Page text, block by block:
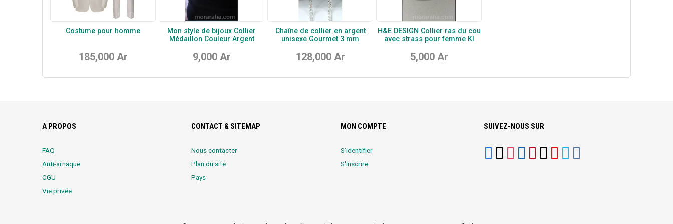
Costume pour homme
185,000 Ar
Mon style de bijoux Collier
Médaillon Couleur Argent
9,000 Ar
Chaîne de collier en argent
unisexe Gourmet 3 mm
128,000 Ar
H&E DESIGN Collier ras du cou
avec strass pour femme Kl
5,000 Ar
A PROPOS
FAQ
Anti-arnaque
CGU
Vie privée
CONTACT & SITEMAP
Nous contacter
Plan du site
Pays
MON COMPTE
S'identifier
S'inscrire
SUIVEZ-NOUS SUR